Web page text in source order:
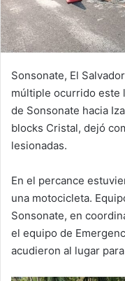
Sonsonate, El
múltiple ocurrido este
de Sonsonate hacia
blocks Cristal, dejó
lesionadas.
En el percance
una motocicleta.
Sonsonate, en
el equipo de
acudieron al lugar